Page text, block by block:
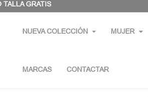
TALLA GRATIS
NUEVA COLECCIÓN MUJER
MARCAS CONTACTAR